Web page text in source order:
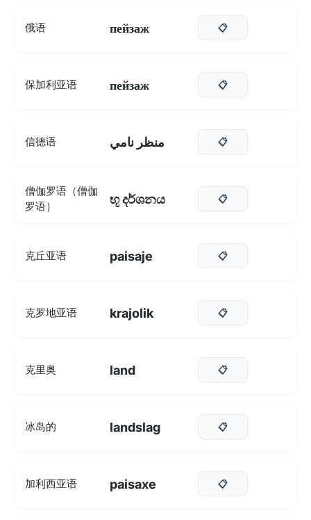
俄语 пейзаж 📋
保加利亚语 пейзаж 📋
信德语 منظر نامي 📋
僧伽罗语（僧伽
罗语）
භූ දර්ශනය 📋
克丘亚语 paisaje 📋
克罗地亚语 krajolik 📋
克里奥 land 📋
冰岛的 landslag 📋
加利西亚语 paisaxe 📋